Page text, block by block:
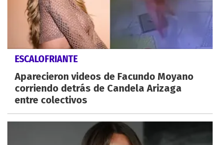
ESCALOFRIANTE
Aparecieron videos de Facundo Moyano
corriendo detrás de Candela Arizaga
entre colectivos